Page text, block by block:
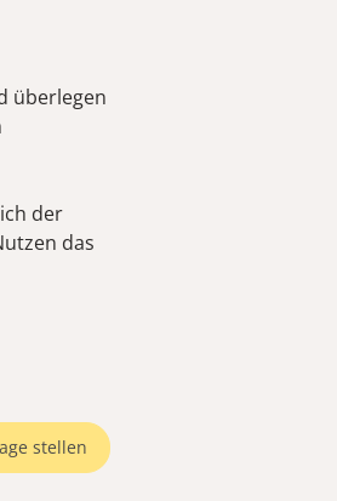
überlegen
der
das
stellen